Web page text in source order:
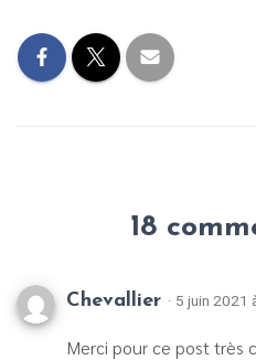
18
Chevallier · 5 juin 2021
Merci pour ce post très